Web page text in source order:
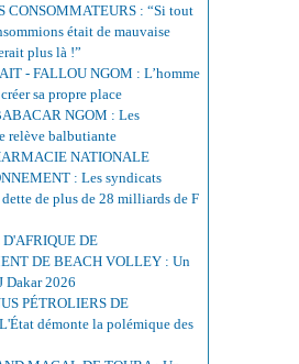
CONSOMMATEURS : “Si tout
était de mauvaise
plus là !”
- FALLOU NGOM : L’homme
sa propre place
NGOM : Les
relève balbutiante
NATIONALE
: Les syndicats
de plus de 28 milliards de F
D'AFRIQUE DE
DE BEACH VOLLEY : Un
Dakar 2026
PÉTROLIERS DE
démonte la polémique des